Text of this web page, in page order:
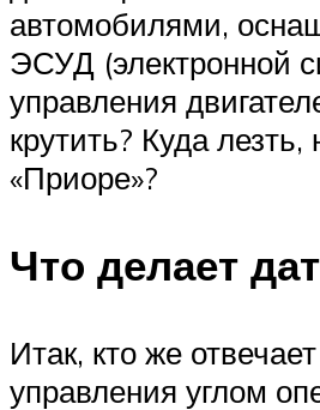
автомобилями,
ЭСУД (электронной
управления
крутить? Куда
«Приоре»?
Что делает
Итак, кто же
управления углом